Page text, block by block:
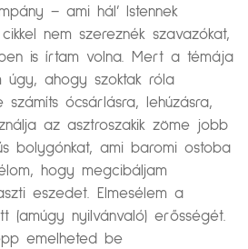
– ami hál’ Istennek
nem szereznék szavazókat,
is írtam volna. Mert a témája
úgy, ahogy szoktak róla
számíts ócsárlásra, lehúzásra,
az asztroszakik zöme jobb
bolygónkat, ami baromi ostoba
hogy megcibáljam
eszedet. Elmesélem a
(amúgy nyilvánvaló) erősségét.
emelheted be